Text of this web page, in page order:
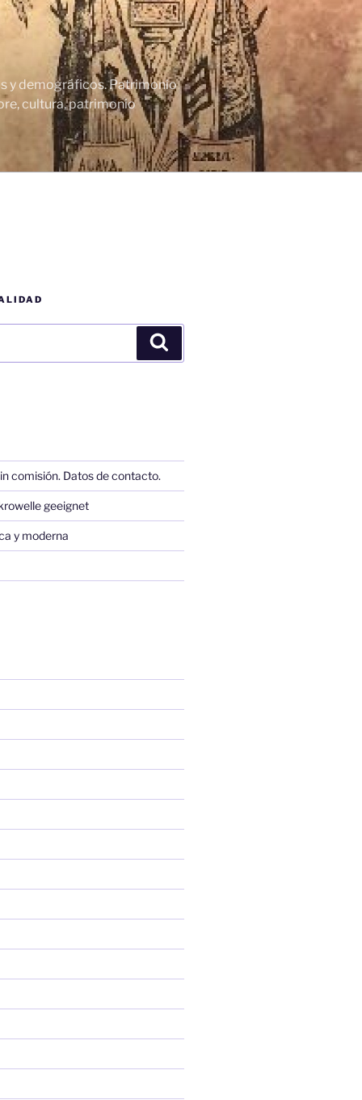
y demográficos. Patrimonio
cultura, patrimonio
comisión. Datos de contacto.
geeignet
y moderna